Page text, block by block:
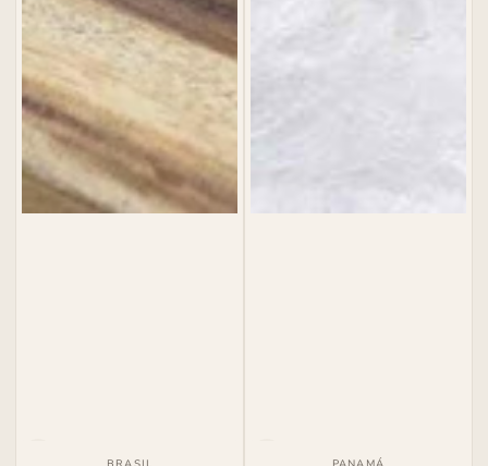
País
País